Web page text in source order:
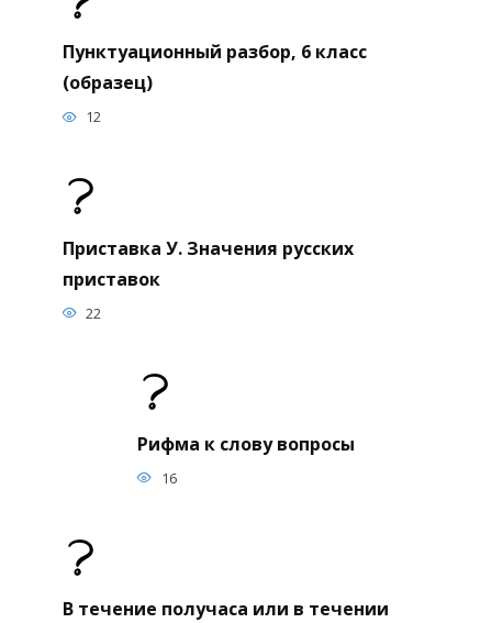
Пунктуационный разбор, 6 класс
(образец)
12
Приставка У. Значения русских
приставок
22
Рифма к слову вопросы
16
В течение получаса или в течении